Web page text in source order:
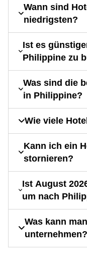
Wann sind
niedrigsten?
Ist es
Philippine zu
Was sind die
in Philippine?
Wie viele
Kann ich ein
stornieren?
Ist August
um nach
Was kann
unternehmen?